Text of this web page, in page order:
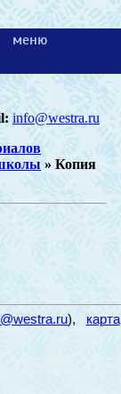
меню
info@westra.ru
» Копия
),
карта